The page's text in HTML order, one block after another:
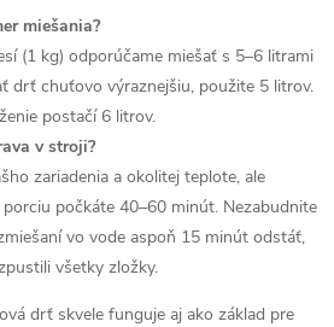
miešania?
(1 kg) odporúčame miešať s 5–6 litrami
drť chuťovo výraznejšiu, použite 5 litrov.
postačí 6 litrov.
v stroji?
zariadenia a okolitej teplote, ale
počkáte 40–60 minút. Nezabudnite
vo vode aspoň 15 minút odstáť,
všetky zložky.
drť skvele funguje aj ako základ pre